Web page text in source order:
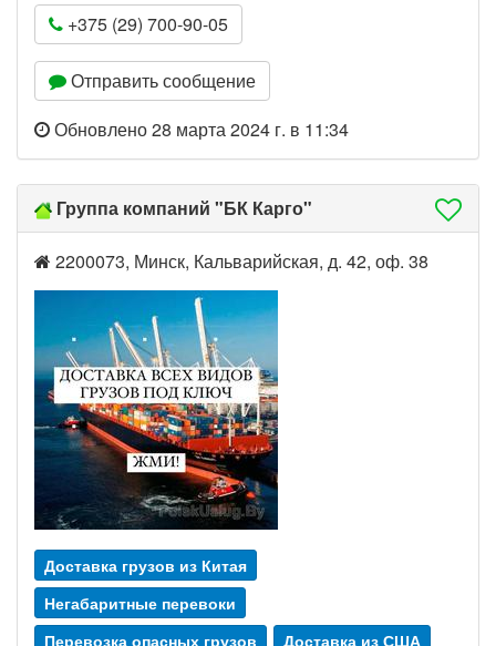
+375 (29) 700-90-05
Отправить сообщение
Обновлено 28 марта 2024 г. в 11:34
Группа компаний "БК Карго"
2200073, Минск, Кальварийская, д. 42, оф. 38
Доставка грузов из Китая
Негабаритные перевоки
Перевозка опасных грузов
Доставка из США